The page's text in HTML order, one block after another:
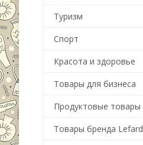
Туризм
Спорт
Красота и здоровье
Товары для бизнеса
Продуктовые товары
Товары бренда Lefard